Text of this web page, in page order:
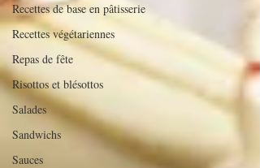
Recettes de base en pâtisserie
Recettes végétariennes
Repas de fête
Risottos et blésottos
Salades
Sandwichs
Sauces